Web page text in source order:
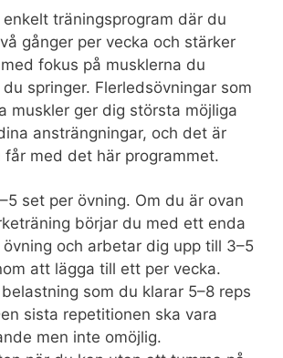
träningsprogram där du
gånger per vecka och stärker
fokus på musklerna du
springer. Flerledsövningar som
muskler ger dig största möjliga
ansträngningar, och det är
får med det här programmet.
set per övning. Om du är ovan
börjar du med ett enda
övning och arbetar dig upp till 3–5
att lägga till ett per vecka.
som du klarar 5–8 reps
sista repetitionen ska vara
men inte omöjlig.